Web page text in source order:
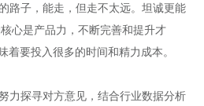
路子，能走，但走不太远。坦诚更能
心是产品力，不断完善和提升才
着要投入很多的时间和精力成本。
力探寻对方意见，结合行业数据分析